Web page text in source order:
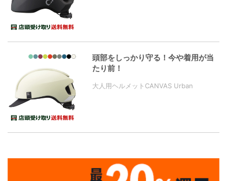
頭部をしっかり守る！今や着用が当
たり前！
大人用ヘルメットCANVAS Urban